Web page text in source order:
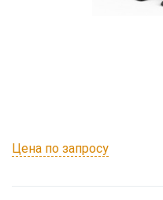
Цена по запросу